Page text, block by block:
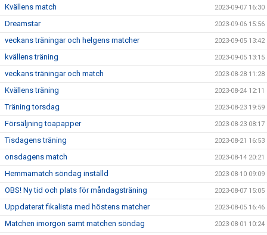
Kvällens match 2023-09-07 16:30
Dreamstar 2023-09-06 15:56
veckans träningar och helgens matcher 2023-09-05 13:42
kvällens träning 2023-09-05 13:15
veckans träningar och match 2023-08-28 11:28
Kvällens träning 2023-08-24 12:11
Träning torsdag 2023-08-23 19:59
Försäljning toapapper 2023-08-23 08:17
Tisdagens träning 2023-08-21 16:53
onsdagens match 2023-08-14 20:21
Hemmamatch söndag inställd 2023-08-10 09:09
OBS! Ny tid och plats för måndagsträning 2023-08-07 15:05
Uppdaterat fikalista med höstens matcher 2023-08-05 16:46
Matchen imorgon samt matchen söndag 2023-08-01 10:24